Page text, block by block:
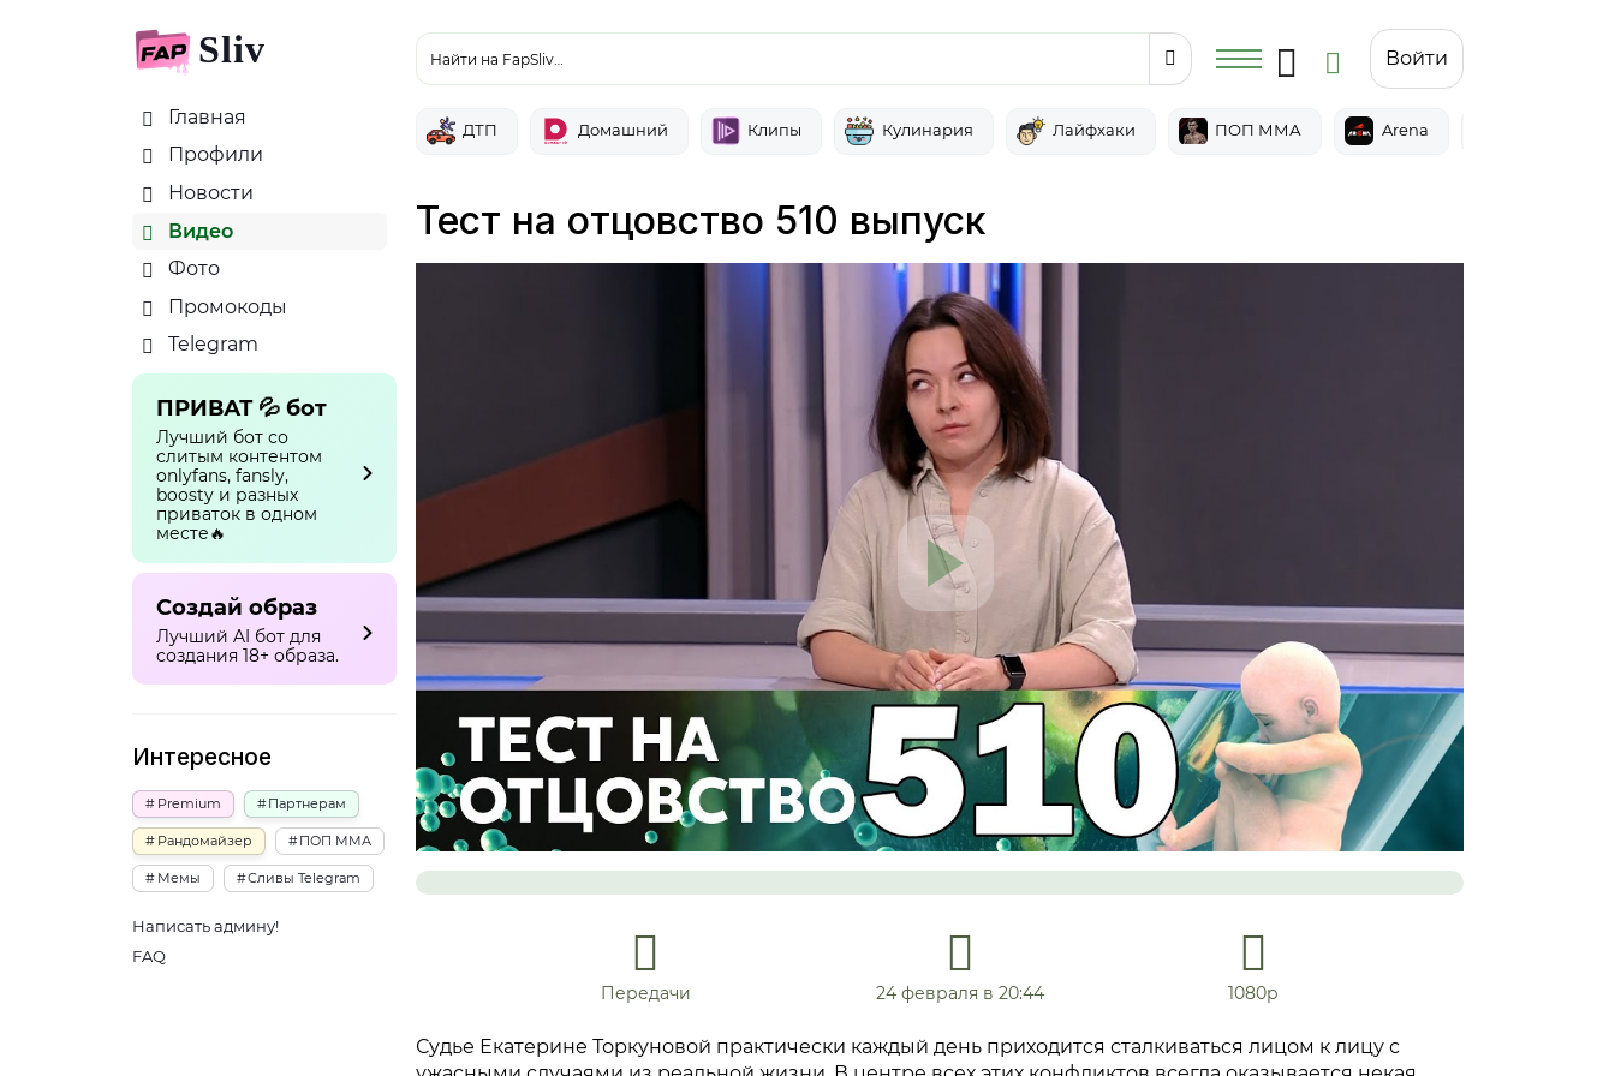
Sliv
Главная
Профили
Новости
Видео
Фото
Промокоды
Telegram
ПРИВАТ 💦 бот
Лучший бот со
слитым контентом
onlyfans, fansly,
boosty и разных
приваток в одном
месте🔥
Создай образ
Лучший AI бот для
создания 18+ образа.
Интересное
Premium Партнерам
Рандомайзер ПОП ММА
Мемы Сливы Telegram
Написать админу!
FAQ
Найти на FapSliv… Войти
ДТП Домашний Клипы Кулинария Лайфхаки ПОП ММА Arena
Тест на отцовство 510 выпуск
Передачи 24 февраля в 20:44 1080р
Судье Екатерине Торкуновой практически каждый день приходится сталкиваться лицом к лицу с